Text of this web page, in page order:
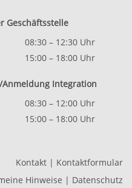
Geschäftsstelle
08:30 – 12:30 Uhr
15:00 – 18:00 Uhr
Integration
08:30 – 12:00 Uhr
15:00 – 18:00 Uhr
Kontakt | Kontaktformular
Hinweise | Datenschutz